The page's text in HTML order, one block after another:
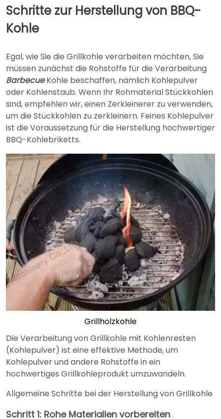
Schritte zur Herstellung von BBQ-
Kohle
Egal, wie Sie die Grillkohle verarbeiten möchten, Sie
müssen zunächst die Rohstoffe für die Verarbeitung
BarbecueKohle beschaffen, nämlich Kohlepulver
oder Kohlenstaub. Wenn Ihr Rohmaterial Stückkohlen
sind, empfehlen wir, einen Zerkleinerer zu verwenden,
um die Stückkohlen zu zerkleinern. Feines Kohlepulver
ist die Voraussetzung für die Herstellung hochwertiger
BBQ-Kohlebriketts.
Grillholzkohle
Die Verarbeitung von Grillkohle mit Kohlenresten
(Kohlepulver) ist eine effektive Methode, um
Kohlepulver und andere Rohstoffe in ein
hochwertiges Grillkohleprodukt umzuwandeln.
Allgemeine Schritte bei der Herstellung von Grillkohle
Schritt 1: Rohe Materialien vorbereiten